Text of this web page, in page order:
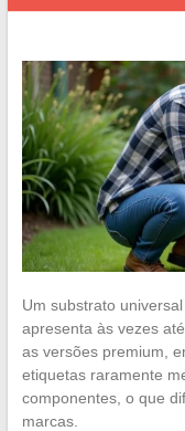
Um substrato
apresenta às vezes
as versões premium,
etiquetas raramente
componentes, o que
marcas.